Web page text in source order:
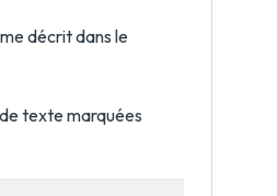
décrit dans le
texte marquées